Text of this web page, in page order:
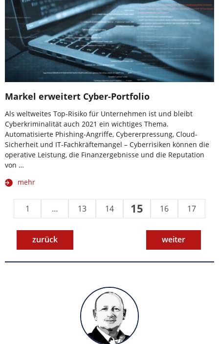
Markel erweitert Cyber-Portfolio
Als weltweites Top-Risiko für Unternehmen ist und bleibt
Cyberkriminalität auch 2021 ein wichtiges Thema.
Automatisierte Phishing-Angriffe, Cybererpressung, Cloud-
Sicherheit und IT-Fachkräftemangel – Cyberrisiken können die
operative Leistung, die Finanzergebnisse und die Reputation
von …
mehr
zurück
1 … 13 14 15 16 17
weiter